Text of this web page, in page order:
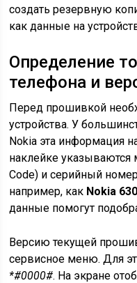
создать резервную
как данные на
Определение
телефона и
Перед прошивкой
устройства. У
Nokia эта информация
наклейке указываются
Code) и серийный
например, как Nokia
данные помогут
Версию текущей
сервисное меню. Для
*#0000#. На экране